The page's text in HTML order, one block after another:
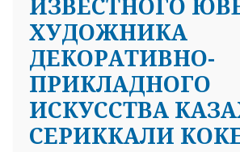
ИЗВЕСТНОГО
ХУДОЖНИКА
ДЕКОРАТИВНО-
ПРИКЛАДНОГО
ИСКУССТВА
СЕРИККАЛИ